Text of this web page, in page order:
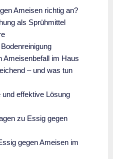
Ameisen richtig an?
als Sprühmittel
Ameisenbefall im Haus
– und was tun
effektive Lösung
zu Essig gegen
gegen Ameisen im